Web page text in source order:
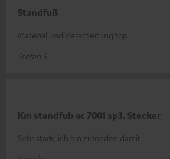
Standfuß
Material und Verarbeitung top
Stefan S.
Km standfub ac 7001 sp3. Stecker
Sehr stark, ich bin zufrieden damit